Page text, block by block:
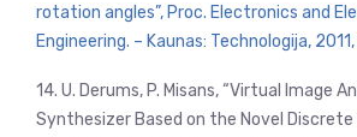
rotation angles”, Proc. Electronics and
Engineering. – Kaunas: Technologija,
14. U. Derums, P. Misans, “Virtual Image
Synthesizer Based on the Novel Discrete